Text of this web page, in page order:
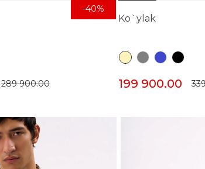
289 900.00
-40%
Ko`ylak
199 900.00